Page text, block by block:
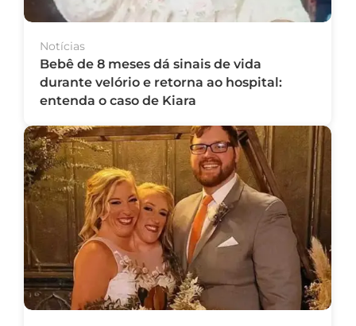
Notícias
Bebê de 8 meses dá sinais de vida
durante velório e retorna ao hospital:
entenda o caso de Kiara